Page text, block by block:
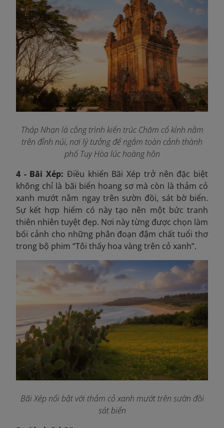
Tháp Nhạn là công trình kiến trúc Chăm cổ kính nằm
trên đỉnh núi, nơi lý tưởng để ngắm toàn cảnh thành
phố Tuy Hòa lúc hoàng hôn
4 - Bãi Xép: Điều khiến Bãi Xép trở nên đặc biệt
không chỉ là bãi biển hoang sơ mà còn là thảm cỏ
xanh mướt nằm ngay trên sườn đồi, sát bờ biển.
Sự kết hợp hiếm có này tạo nên một bức tranh
thiên nhiên tuyệt đẹp. Nơi này từng được chọn làm
bối cảnh cho những phân đoạn đậm chất tuổi thơ
trong bộ phim “Tôi thấy hoa vàng trên cỏ xanh”.
Bãi Xép nổi bật với thảm cỏ xanh mướt trên sườn đồi
sát biển